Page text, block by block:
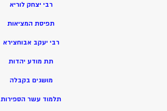
רבי יצחק לוריא
תפיסת המציאות
רבי יעקב אבוחצירא
תת מודע יהדות
מושגים בקבלה
תלמוד עשר הספירות